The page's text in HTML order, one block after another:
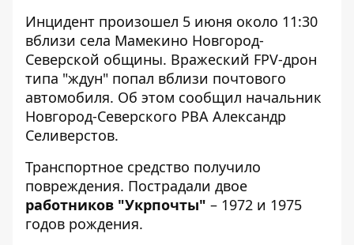
Инцидент произошел 5 июня около 11:30
вблизи села Мамекино Новгород-
Северской общины. Вражеский FPV-дрон
типа "ждун" попал вблизи почтового
автомобиля. Об этом сообщил начальник
Новгород-Северского РВА Александр
Селиверстов.
Транспортное средство получило
повреждения. Пострадали двое
работников "Укрпочты" – 1972 и 1975
годов рождения.